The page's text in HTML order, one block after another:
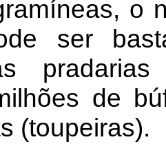
o
ser
de
(toupeiras).